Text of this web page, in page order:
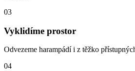
03
Vyklidíme prostor
Odvezeme harampádí i z těžko
04